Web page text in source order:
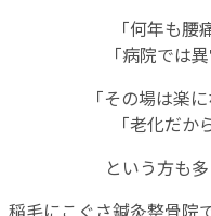
「何年も腰
「病院では
「その場は楽
「老化だか
という方も